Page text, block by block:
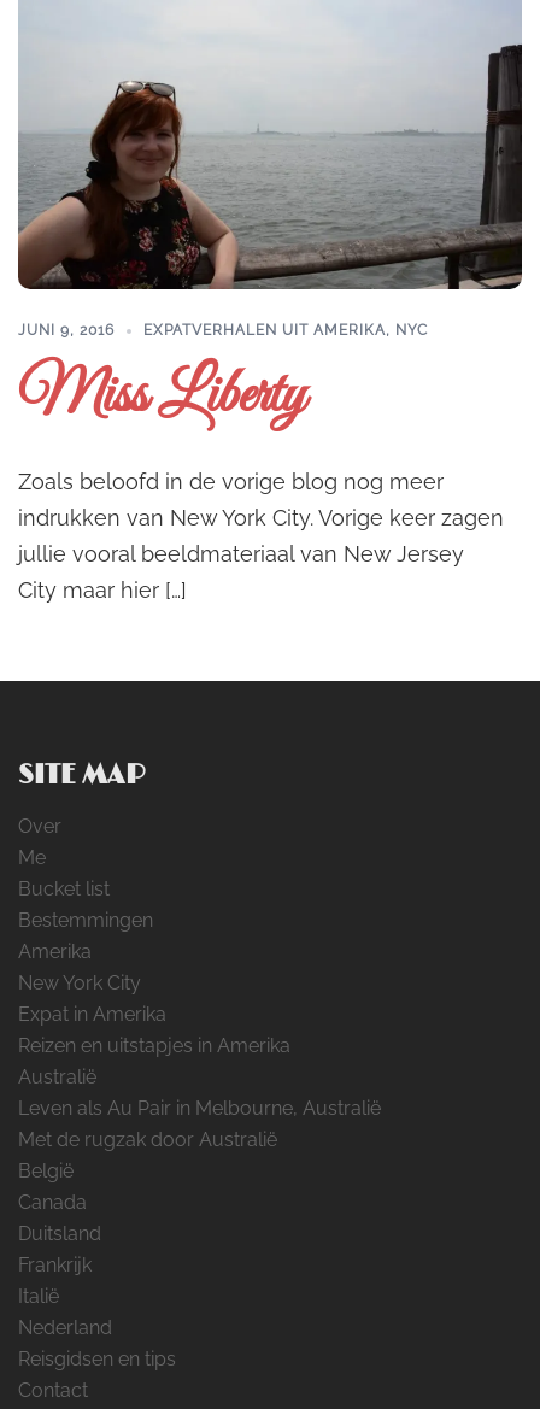
JUNI 9, 2016 EXPATVERHALEN UIT AMERIKA, NYC
Miss Liberty
Zoals beloofd in de vorige blog nog meer
indrukken van New York City. Vorige keer zagen
jullie vooral beeldmateriaal van New Jersey
City maar hier […]
SITE MAP
Over
Me
Bucket list
Bestemmingen
Amerika
New York City
Expat in Amerika
Reizen en uitstapjes in Amerika
Australië
Leven als Au Pair in Melbourne, Australië
Met de rugzak door Australië
België
Canada
Duitsland
Frankrijk
Italië
Nederland
Reisgidsen en tips
Contact